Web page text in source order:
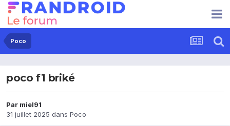
Poco
poco f1 briké
Par miel91
31 juillet 2025 dans Poco